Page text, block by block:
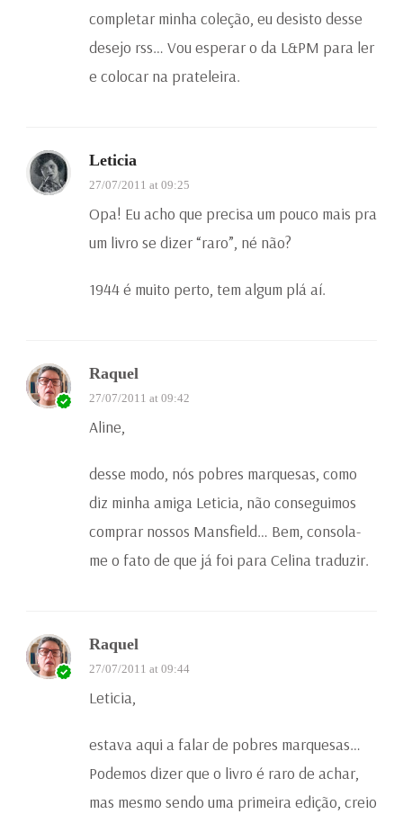
completar minha coleção, eu desisto desse
desejo rss… Vou esperar o da L&PM para ler
e colocar na prateleira.
Leticia
27/07/2011 at 09:25
Opa! Eu acho que precisa um pouco mais pra
um livro se dizer “raro”, né não?
1944 é muito perto, tem algum plá aí.
Raquel
27/07/2011 at 09:42
Aline,
desse modo, nós pobres marquesas, como
diz minha amiga Leticia, não conseguimos
comprar nossos Mansfield… Bem, consola-
me o fato de que já foi para Celina traduzir.
Raquel
27/07/2011 at 09:44
Leticia,
estava aqui a falar de pobres marquesas…
Podemos dizer que o livro é raro de achar,
mas mesmo sendo uma primeira edição, creio